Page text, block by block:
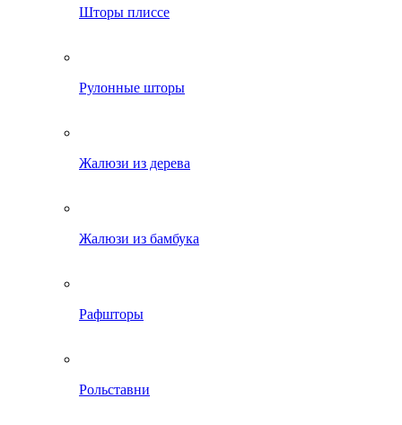
Шторы плиссе
Рулонные шторы
Жалюзи из дерева
Жалюзи из бамбука
Рафшторы
Рольставни